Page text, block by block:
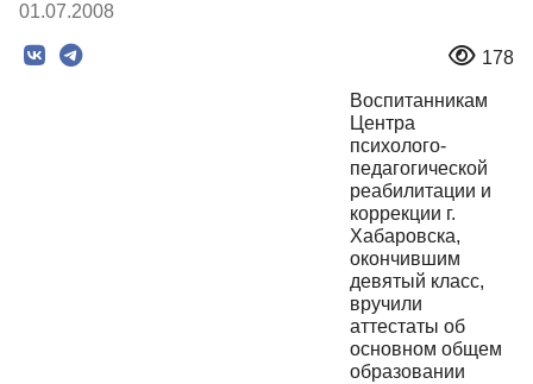
01.07.2008
178
Воспитанникам
Центра
психолого-
педагогической
реабилитации и
коррекции г.
Хабаровска,
окончившим
девятый класс,
вручили
аттестаты об
основном общем
образовании